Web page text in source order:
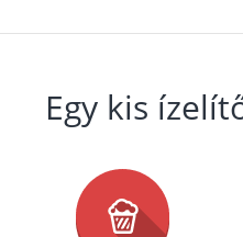
Egy kis